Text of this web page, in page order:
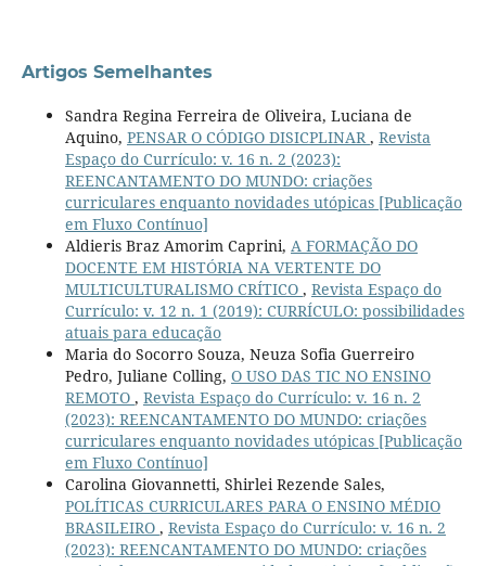
Artigos Semelhantes
Sandra Regina Ferreira de Oliveira, Luciana de
Aquino, PENSAR O CÓDIGO DISICPLINAR , Revista
Espaço do Currículo: v. 16 n. 2 (2023):
REENCANTAMENTO DO MUNDO: criações
curriculares enquanto novidades utópicas [Publicação
em Fluxo Contínuo]
Aldieris Braz Amorim Caprini, A FORMAÇÃO DO
DOCENTE EM HISTÓRIA NA VERTENTE DO
MULTICULTURALISMO CRÍTICO , Revista Espaço do
Currículo: v. 12 n. 1 (2019): CURRÍCULO: possibilidades
atuais para educação
Maria do Socorro Souza, Neuza Sofia Guerreiro
Pedro, Juliane Colling, O USO DAS TIC NO ENSINO
REMOTO , Revista Espaço do Currículo: v. 16 n. 2
(2023): REENCANTAMENTO DO MUNDO: criações
curriculares enquanto novidades utópicas [Publicação
em Fluxo Contínuo]
Carolina Giovannetti, Shirlei Rezende Sales,
POLÍTICAS CURRICULARES PARA O ENSINO MÉDIO
BRASILEIRO , Revista Espaço do Currículo: v. 16 n. 2
(2023): REENCANTAMENTO DO MUNDO: criações